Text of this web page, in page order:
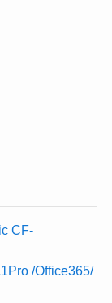
CF-
/Office365/